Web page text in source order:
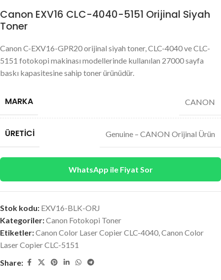
Canon EXV16 CLC-4040-5151 Orijinal Siyah
Toner
Canon C-EXV16-GPR20 orijinal siyah toner, CLC-4040 ve CLC-
5151 fotokopi makinası modellerinde kullanılan 27000 sayfa
baskı kapasitesine sahip toner ürünüdür.
MARKA CANON
ÜRETICI Genuine – CANON Orijinal Ürün
WhatsApp ile Fiyat Sor
Stok kodu: EXV16-BLK-ORJ
Kategoriler:Canon Fotokopi Toner
Etiketler:Canon Color Laser Copier CLC-4040,Canon Color
Laser Copier CLC-5151
Share: